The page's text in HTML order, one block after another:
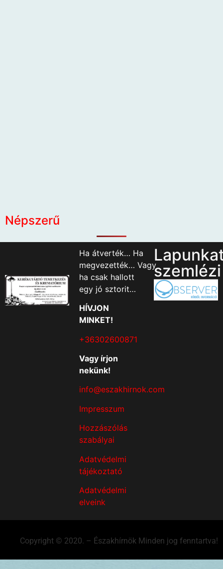
Népszerű
Ha átverték… Ha
megvezették… Vagy
ha csak hallott
egy jó sztorit…
HÍVJON
MINKET!
+36302600871
Vagy írjon
nekünk!
info@eszakhirnok.com
Impresszum
Hozzászólás
szabályai
Adatvédelmi
tájékoztató
Adatvédelmi
elveink
szemlézi
Copyright © 2020. – Északhírnök Minden jog fenntartva!